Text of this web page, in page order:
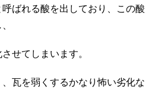
ばれる酸を出しており、この酸
せてしまいます。
瓦を弱くするかなり怖い劣化な